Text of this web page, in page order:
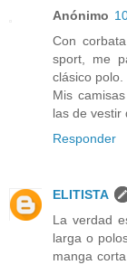
Anónimo
Con
sport, me
clásico polo.
Mis
las de vestir
Responder
ELITISTA
La verdad
larga o
manga